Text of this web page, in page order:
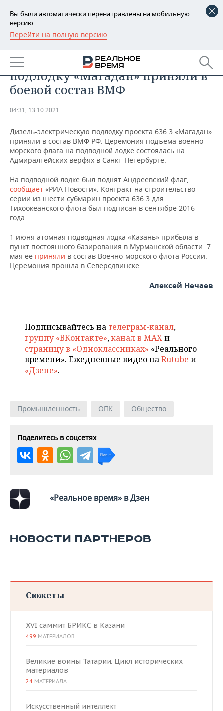
Вы были автоматически перенаправлены на мобильную
версию.
Перейти на полную версию
РЕГИОНЫ
БАШКОРТОСТАН
ТАТАРСТАН
НОВОСТИ
АНАЛИТИКА
ДЕКЛАРАЦИИ О ДОХОДАХ
КОРОЛИ ГОСЗАКАЗА ПФО
КОМУ ПРИНАДЛЕЖАТ
ТОРГОВЫЕ ЦЕНТРЫ
ТАТАРСТАНА
НОВОСТИ ЭКОНОМИКИ
ФИНАНСЫ
БЮДЖЕТ
ИНВЕСТИЦИИ
ПРОМЫШЛЕННОСТЬ
НОВОСТИ
ПРОМЫШЛЕННОСТИ
АГРОПРОМ
МАШИНОСТРОЕНИЕ
НЕФТЬ
ОПК
НЕДВИЖИМОСТЬ
НОВОСТИ АВТО
БИЗНЕС
НОВОСТИ БИЗНЕСА
РОЗНИЧНАЯ ТОРГОВЛЯ
ТРАНСПОРТ
ТЕХНОЛОГИИ
НОВОСТИ ТЕХНОЛОГИЙ
IT
ТЕЛЕКОММУНИКАЦИИ
МЕРОПРИЯТИЯ
НОВОСТИ МЕРОПРИЯТИЙ
БИЗНЕС-БРАНЧИ
ONLINE-КОНФЕРЕНЦИИ
ОТКРЫТАЯ ЛЕКЦИЯ
СПОРТ
ФУТБОЛ
ХОККЕЙ
БАСКЕТБОЛ
ВОДНЫЕ ВИДЫ СПОРТА
НОВОСТИ ОБЩЕСТВА
ВЛАСТЬ
ИНФРАСТРУКТУРА
ОБРАЗОВАНИЕ
ФОТОГАЛЕРЕЯ
СЮЖЕТЫ
СПРАВОЧНИК
Дизель-электрическую
подлодку «Магадан» приняли в
боевой состав ВМФ
04:31, 13.10.2021
Дизель-электрическую подлодку проекта 636.3 «Магадан»
приняли в состав ВМФ РФ. Церемония подъема военно-
морского флага на подводной лодке состоялась на
Адмиралтейских верфях в Санкт-Петербурге.
На подводной лодке был поднят Андреевский флаг,
сообщает «РИА Новости». Контракт на строительство
серии из шести субмарин проекта 636.3 для
Тихоокеанского флота был подписан в сентябре 2016
года.
1 июня атомная подводная лодка «Казань» прибыла в
пункт постоянного базирования в Мурманской области. 7
мая ее приняли в состав Военно-морского флота России.
Церемония прошла в Северодвинске.
Алексей Нечаев
Подписывайтесь на телеграм-канал,
группу «ВКонтакте»,канал в MAXи
страницу в «Одноклассниках» «Реального
времени». Ежедневные видео наRutube и
«Дзене».
Промышленность ОПК Общество
Поделитесь в соцсетях
«Реальное время» в Дзен
НОВОСТИ ПАРТНЕРОВ
Сюжеты
XVI саммит БРИКС в Казани
499 МАТЕРИАЛОВ
Великие воины Татарии. Цикл исторических
материалов
24 МАТЕРИАЛА
Искусственный интеллект